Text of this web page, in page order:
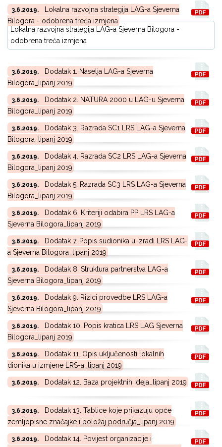
3.6.2019.
Lokalna razvojna strategija LAG-a Sjeverna
Bilogora - odobrena treća izmjena
Lokalna razvojna strategija LAG-a Sjeverna Bilogora -
odobrena treća izmjena
3.6.2019.
Dodatak 1. Naselja LAG-a Sjeverna
Bilogora_lipanj 2019
3.6.2019.
Dodatak 2. NATURA 2000 u LAG-u Sjeverna
Bilogora_lipanj 2019
3.6.2019.
Dodatak 3. Razrada SC1 LRS LAG-a Sjeverna
Bilogora_lipanj 2019
3.6.2019.
Dodatak 4. Razrada SC2 LRS LAG-a Sjeverna
Bilogora_lipanj 2019
3.6.2019.
Dodatak 5. Razrada SC3 LRS LAG-a Sjeverna
Bilogora_lipanj 2019
3.6.2019.
Dodatak 6. Kriteriji odabira PP LRS LAG-a
Sjeverna Bilogora_lipanj 2019
3.6.2019.
Dodatak 7. Popis sudionika u izradi LRS LAG-
a Sjeverna Bilogora_lipanj 2019
3.6.2019.
Dodatak 8. Struktura partnerstva LAG-a
Sjeverna Bilogora_lipanj 2019
3.6.2019.
Dodatak 9. Rizici provedbe LRS LAG-a
Sjeverna Bilogora_lipanj 2019
3.6.2019.
Dodatak 10. Popis kratica LRS LAG Sjeverna
Bilogora_lipanj 2019
3.6.2019.
Dodatak 11. Opis uključenosti lokalnih
dionika u izmjene LRS-a_lipanj 2019
3.6.2019. Dodatak 12. Baza projektnih ideja_lipanj 2019
3.6.2019.
Dodatak 13. Tablice koje prikazuju opće
zemljopisne značajke i položaj područja_lipanj 2019
3.6.2019.
Dodatak 14. Povijest organizacije i